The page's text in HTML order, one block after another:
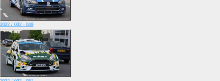
2022 / 032 - 049